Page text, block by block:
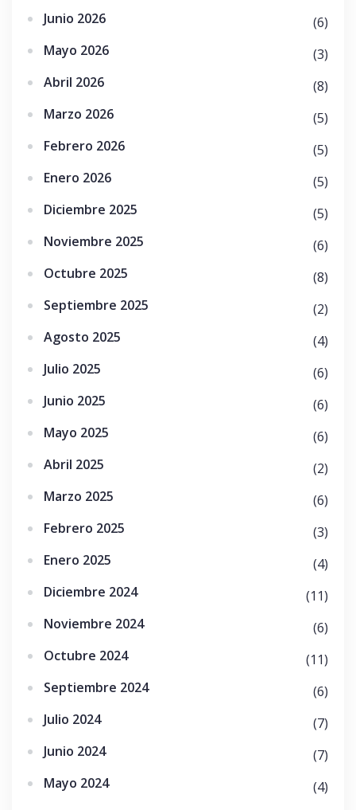
Junio 2026
(6)
Mayo 2026
(3)
Abril 2026
(8)
Marzo 2026
(5)
Febrero 2026
(5)
Enero 2026
(5)
Diciembre 2025
(5)
Noviembre 2025
(6)
Octubre 2025
(8)
Septiembre 2025
(2)
Agosto 2025
(4)
Julio 2025
(6)
Junio 2025
(6)
Mayo 2025
(6)
Abril 2025
(2)
Marzo 2025
(6)
Febrero 2025
(3)
Enero 2025
(4)
Diciembre 2024
(11)
Noviembre 2024
(6)
Octubre 2024
(11)
Septiembre 2024
(6)
Julio 2024
(7)
Junio 2024
(7)
Mayo 2024
(4)